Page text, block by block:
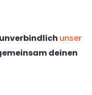
unser
deinen